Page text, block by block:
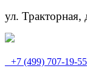
ул. Тракторная,
+7 (499) 707-19-55